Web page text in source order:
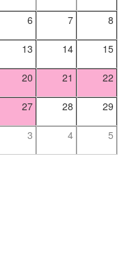
6 7 8
13 14 15
20 21 22
27 28 29
3 4 5